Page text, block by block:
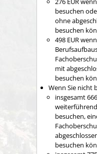
besuchen
ohne
besuchen
498 EUR
mit
besuchen
Wenn Sie nicht
insgesamt
besuchen,
besuchen